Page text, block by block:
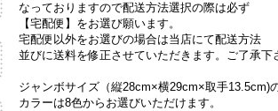
なっておりますので配送方法選択の際は必ず
【宅配便】をお選び願います。
宅配便以外をお選びの場合は当店にて配送方法
並びに送料を修正させていただきます。ご了承下
ジャンボサイズ（縦28cm×横29cm×取手13.5cm)
カラーは8色からお選びいただけます。